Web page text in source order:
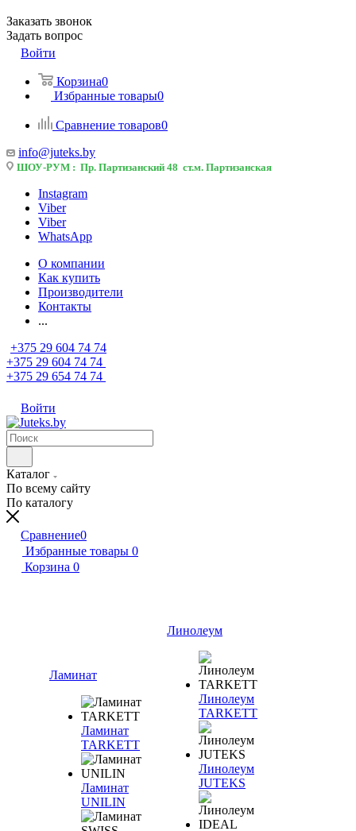
Заказать звонок
Задать вопрос
Войти
Корзина0
Избранные товары0
Сравнение товаров0
info@juteks.by
ШОУ-РУМ : Пр. Партизанский 48 ст.м. Партизанская
Instagram
Viber
Viber
WhatsApp
О компании
Как купить
Производители
Контакты
...
+375 29 604 74 74
+375 29 604 74 74
+375 29 654 74 74
Войти
Каталог
По всему сайту
По каталогу
Сравнение0
Избранные товары 0
Корзина 0
Ламинат
Ламинат
TARKETT
Ламинат
UNILIN
Линолеум
Линолеум
TARKETT
Линолеум
JUTEKS